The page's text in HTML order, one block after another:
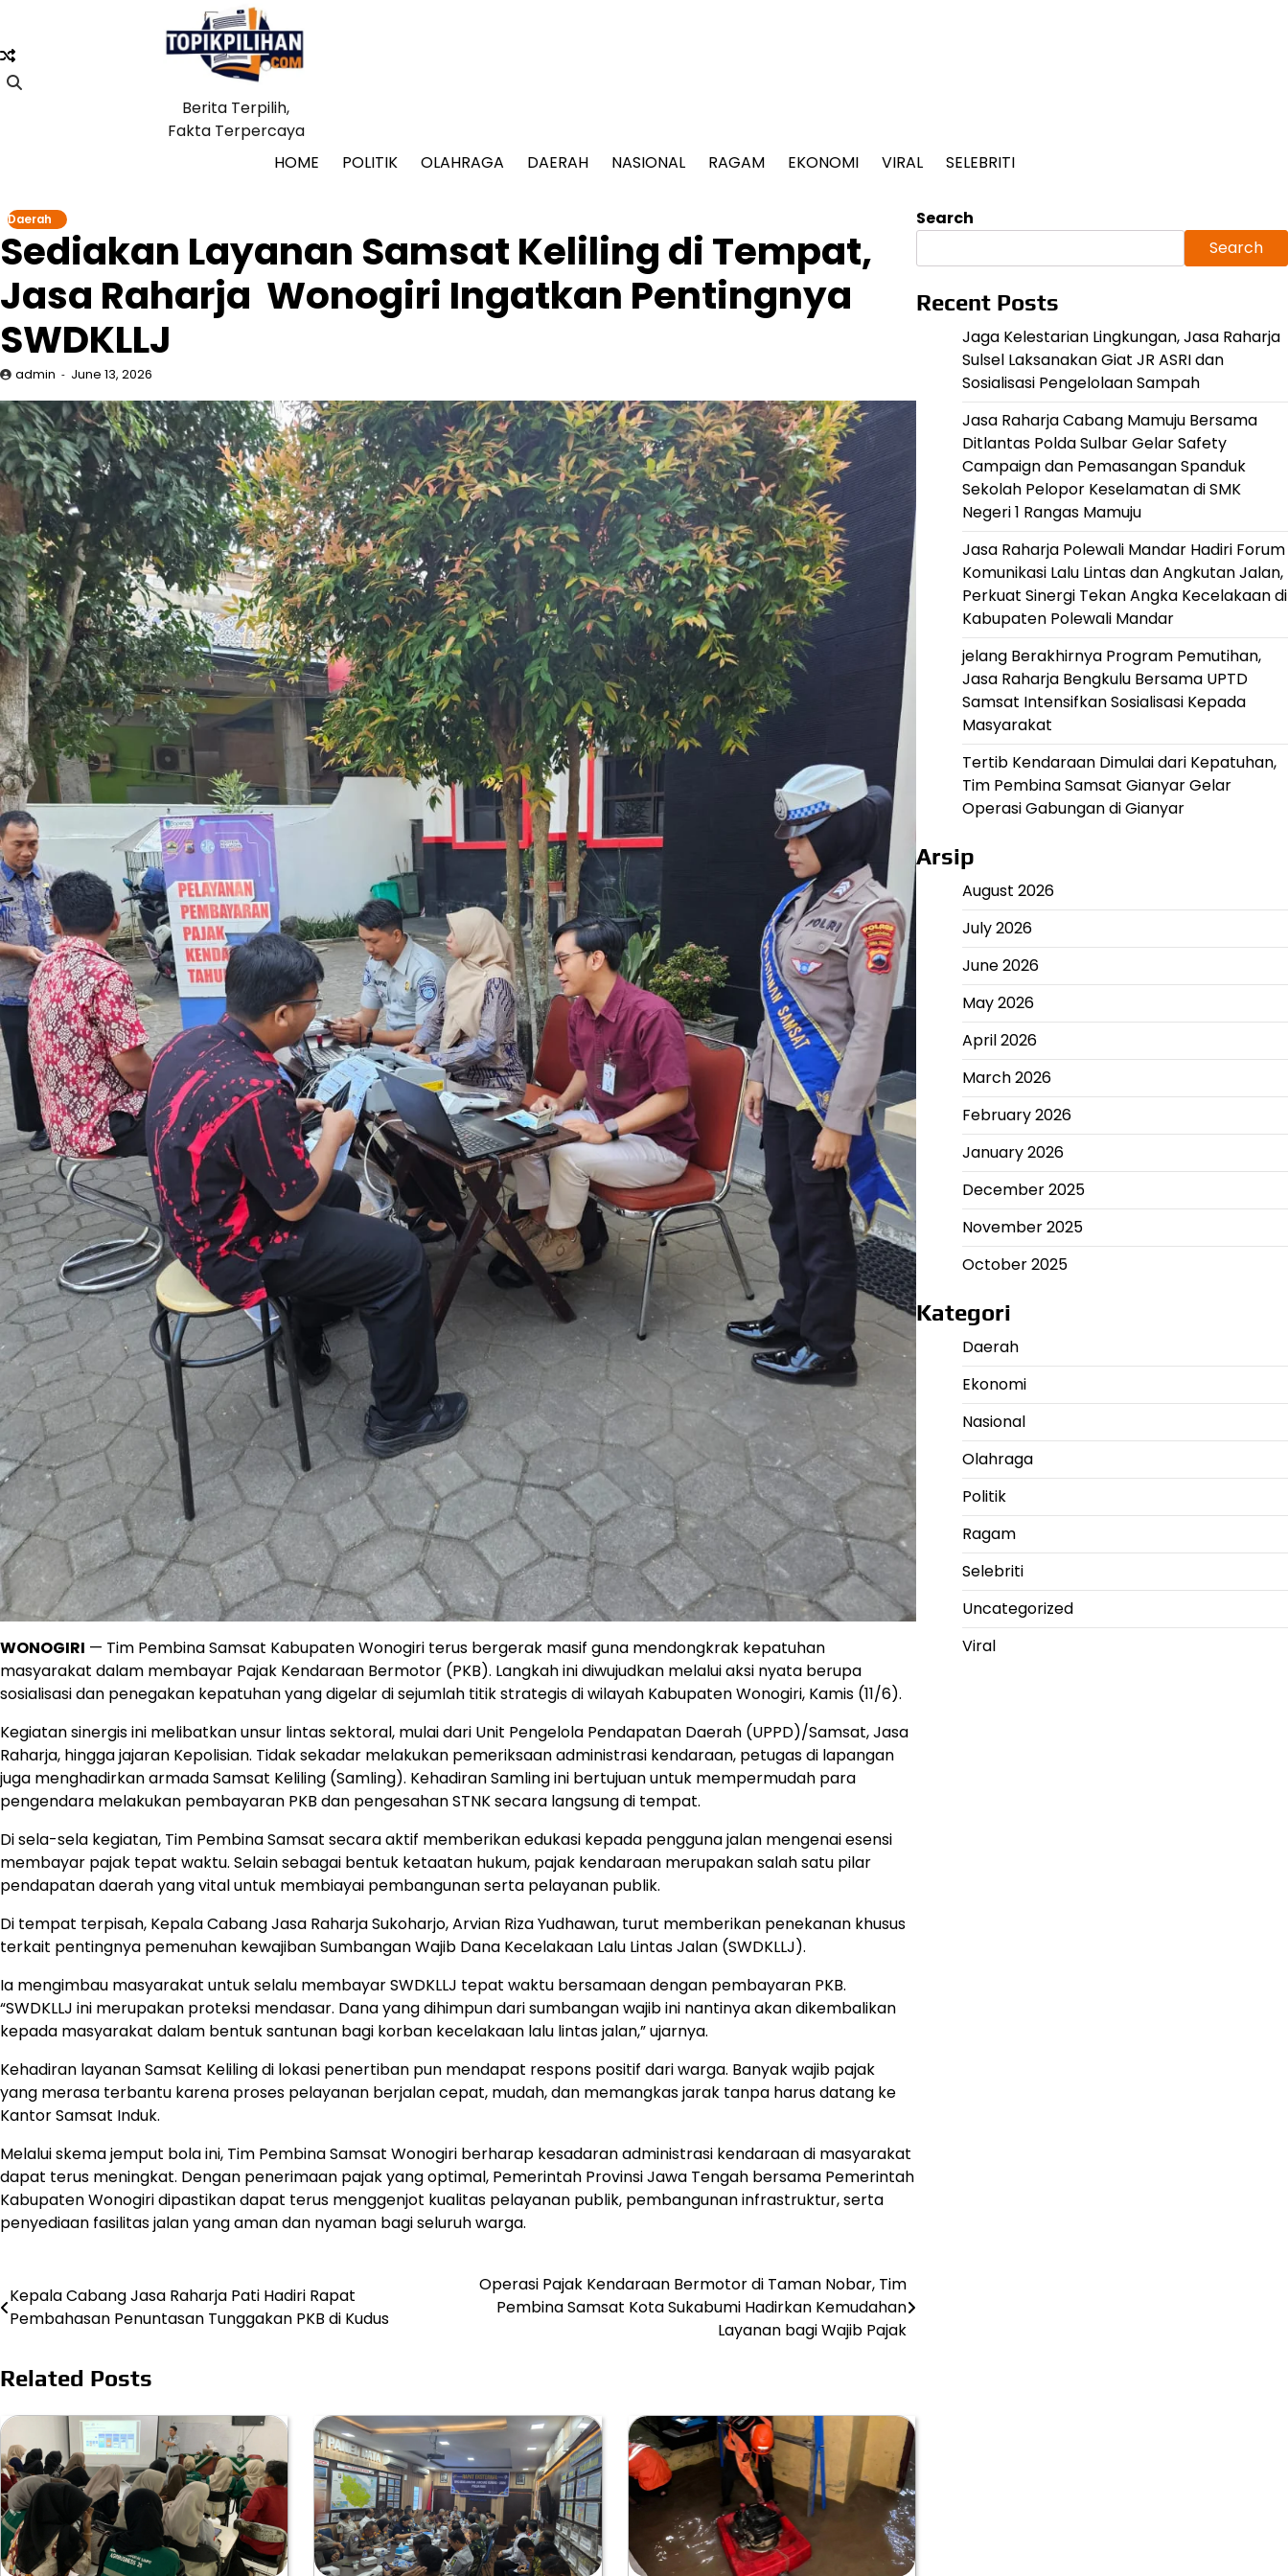
content
Berita Terpilih,
Fakta Terpercaya
HOME
POLITIK OLAHRAGA DAERAH NASIONAL RAGAM EKONOMI VIRAL SELEBRITI
Daerah
Sediakan Layanan Samsat Keliling di Tempat,
Jasa Raharja Wonogiri Ingatkan Pentingnya
SWDKLLJ
admin June 13, 2026
WONOGIRI — Tim Pembina Samsat Kabupaten Wonogiri terus bergerak masif guna mendongkrak kepatuhan
masyarakat dalam membayar Pajak Kendaraan Bermotor (PKB). Langkah ini diwujudkan melalui aksi nyata berupa
sosialisasi dan penegakan kepatuhan yang digelar di sejumlah titik strategis di wilayah Kabupaten Wonogiri, Kamis (11/6).
Kegiatan sinergis ini melibatkan unsur lintas sektoral, mulai dari Unit Pengelola Pendapatan Daerah (UPPD)/Samsat, Jasa
Raharja, hingga jajaran Kepolisian. Tidak sekadar melakukan pemeriksaan administrasi kendaraan, petugas di lapangan
juga menghadirkan armada Samsat Keliling (Samling). Kehadiran Samling ini bertujuan untuk mempermudah para
pengendara melakukan pembayaran PKB dan pengesahan STNK secara langsung di tempat.
Di sela-sela kegiatan, Tim Pembina Samsat secara aktif memberikan edukasi kepada pengguna jalan mengenai esensi
membayar pajak tepat waktu. Selain sebagai bentuk ketaatan hukum, pajak kendaraan merupakan salah satu pilar
pendapatan daerah yang vital untuk membiayai pembangunan serta pelayanan publik.
Di tempat terpisah, Kepala Cabang Jasa Raharja Sukoharjo, Arvian Riza Yudhawan, turut memberikan penekanan khusus
terkait pentingnya pemenuhan kewajiban Sumbangan Wajib Dana Kecelakaan Lalu Lintas Jalan (SWDKLLJ).
Ia mengimbau masyarakat untuk selalu membayar SWDKLLJ tepat waktu bersamaan dengan pembayaran PKB.
“SWDKLLJ ini merupakan proteksi mendasar. Dana yang dihimpun dari sumbangan wajib ini nantinya akan dikembalikan
kepada masyarakat dalam bentuk santunan bagi korban kecelakaan lalu lintas jalan,” ujarnya.
Kehadiran layanan Samsat Keliling di lokasi penertiban pun mendapat respons positif dari warga. Banyak wajib pajak
yang merasa terbantu karena proses pelayanan berjalan cepat, mudah, dan memangkas jarak tanpa harus datang ke
Kantor Samsat Induk.
Melalui skema jemput bola ini, Tim Pembina Samsat Wonogiri berharap kesadaran administrasi kendaraan di masyarakat
dapat terus meningkat. Dengan penerimaan pajak yang optimal, Pemerintah Provinsi Jawa Tengah bersama Pemerintah
Kabupaten Wonogiri dipastikan dapat terus menggenjot kualitas pelayanan publik, pembangunan infrastruktur, serta
penyediaan fasilitas jalan yang aman dan nyaman bagi seluruh warga.
Post
navigation
Kepala Cabang Jasa Raharja Pati Hadiri Rapat
Pembahasan Penuntasan Tunggakan PKB di Kudus
Operasi Pajak Kendaraan Bermotor di Taman Nobar, Tim
Pembina Samsat Kota Sukabumi Hadirkan Kemudahan
Layanan bagi Wajib Pajak
Related Posts
Search
Search
Recent Posts
Jaga Kelestarian Lingkungan, Jasa Raharja
Sulsel Laksanakan Giat JR ASRI dan
Sosialisasi Pengelolaan Sampah
Jasa Raharja Cabang Mamuju Bersama
Ditlantas Polda Sulbar Gelar Safety
Campaign dan Pemasangan Spanduk
Sekolah Pelopor Keselamatan di SMK
Negeri 1 Rangas Mamuju
Jasa Raharja Polewali Mandar Hadiri Forum
Komunikasi Lalu Lintas dan Angkutan Jalan,
Perkuat Sinergi Tekan Angka Kecelakaan di
Kabupaten Polewali Mandar
jelang Berakhirnya Program Pemutihan,
Jasa Raharja Bengkulu Bersama UPTD
Samsat Intensifkan Sosialisasi Kepada
Masyarakat
Tertib Kendaraan Dimulai dari Kepatuhan,
Tim Pembina Samsat Gianyar Gelar
Operasi Gabungan di Gianyar
Arsip
August 2026
July 2026
June 2026
May 2026
April 2026
March 2026
February 2026
January 2026
December 2025
November 2025
October 2025
Kategori
Daerah
Ekonomi
Nasional
Olahraga
Politik
Ragam
Selebriti
Uncategorized
Viral